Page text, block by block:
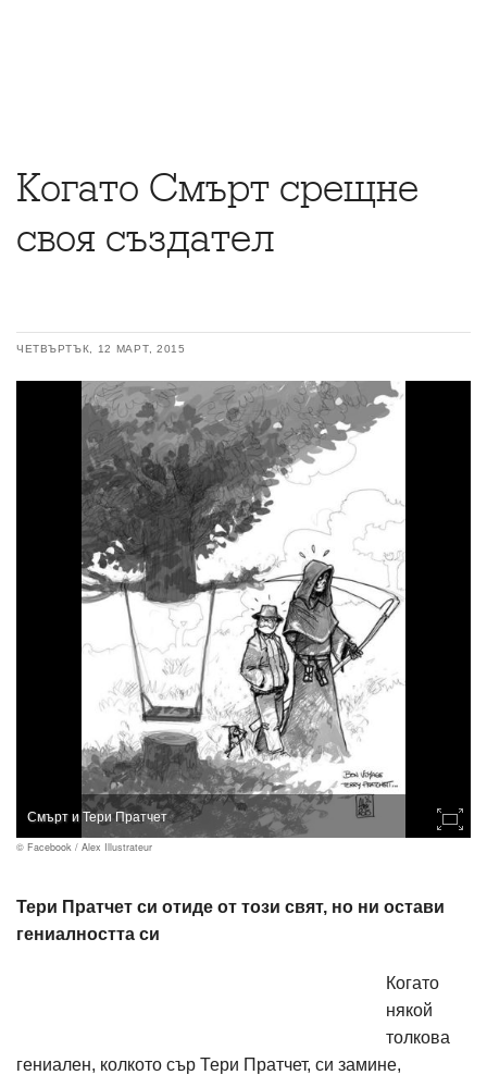
Когато Смърт срещне
своя създател
ЧЕТВЪРТЪК, 12 МАРТ, 2015
Смърт и Тери Пратчет
© Facebook / Alex Illustrateur
Тери Пратчет си отиде от този свят, но ни остави
гениалността си
Когато
някой
толкова
гениален, колкото сър Тери Пратчет, си замине,